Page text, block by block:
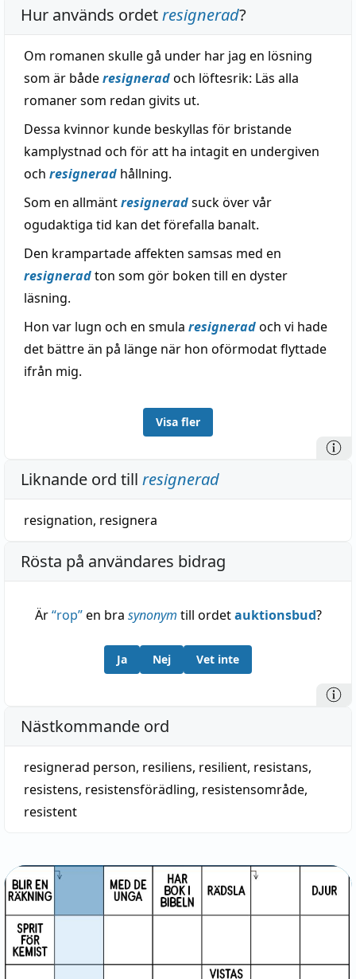
Hur används ordetresignerad?
Om romanen skulle gå under har jag en lösning
som är båderesigneradoch löftesrik: Läs alla
romaner som redan givits ut.
Dessa kvinnor kunde beskyllas för bristande
kamplystnad och för att ha intagit en undergiven
och resignerad hållning.
Som en allmäntresigneradsuck över vår
ogudaktiga tid kan det förefalla banalt.
Den krampartade affekten samsas med en
resigneradton som gör boken till en dyster
läsning.
Hon var lugn och en smula resigneradoch vi hade
det bättre än på länge när hon oförmodat flyttade
ifrån mig.
Visa fler
Liknande ord till resignerad
resignation, resignera
Rösta på användares bidrag
Är“rop”en bra synonym till ordetauktionsbud?
Ja Nej Vet inte
Nästkommande ord
resignerad person, resiliens, resilient, resistans,
resistens, resistensförädling, resistensområde,
resistent